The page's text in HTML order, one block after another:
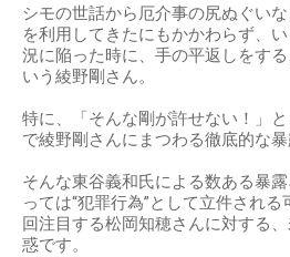
シモの世話から厄介事の尻ぬぐい
を利用してきたにもかかわらず、
況に陥った時に、手の平返しをす
いう綾野剛さん。
特に、「そんな剛が許せない！」
で綾野剛さんにまつわる徹底的な暴
そんな東谷義和氏による数ある暴
っては“犯罪行為”として立件され
回注目する松岡知穂さんに対する
惑です。